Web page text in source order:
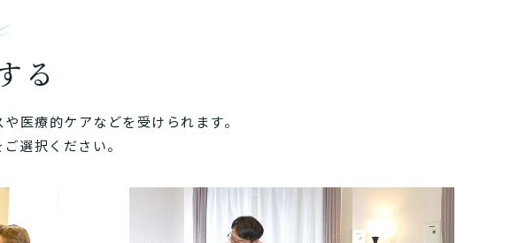
る
医療的ケアなどを受けられます。
選択ください。